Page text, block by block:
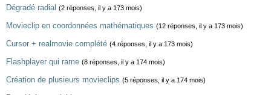
Dégradé radial (2 réponses, il y a 173 mois)
Movieclip en coordonnées mathématiques (12 réponses, il y a 173 mois)
Cursor + realmovie complété (4 réponses, il y a 173 mois)
Flashplayer qui rame (8 réponses, il y a 174 mois)
Création de plusieurs movieclips (5 réponses, il y a 174 mois)